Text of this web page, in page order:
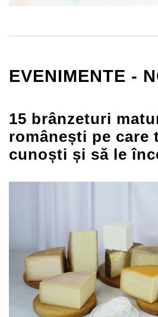
EVENIMENTE -
15 brânzeturi
românești pe care
cunoști și să le